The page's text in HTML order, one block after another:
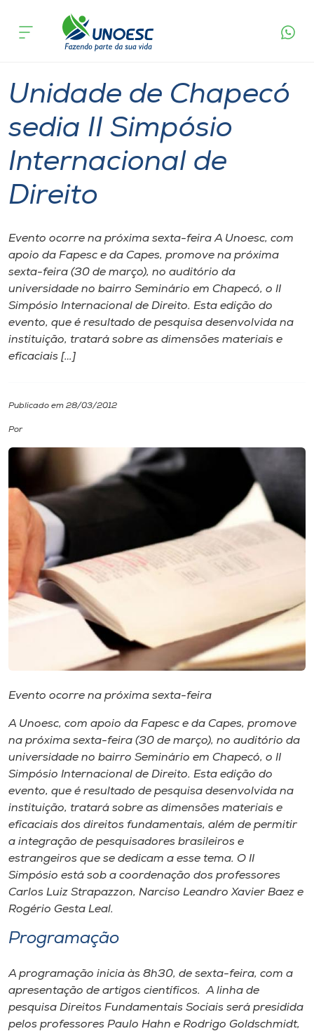
Cursos
Pesquisa
Atendimento ao Estudante
Portal de Ensino
A
Unoesc
Internacionalização
I.nova
Cultura
CPA
Biblioteca
Editora
Rádio
Store
Selecione
o idioma
acontece
Unidade de Chapecó
sedia II Simpósio
Internacional de
Direito
Evento ocorre na próxima sexta-feira A Unoesc, com
apoio da Fapesc e da Capes, promove na próxima
sexta-feira (30 de março), no auditório da
universidade no bairro Seminário em Chapecó, o II
Simpósio Internacional de Direito. Esta edição do
evento, que é resultado de pesquisa desenvolvida na
instituição, tratará sobre as dimensões materiais e
eficaciais […]
Publicado em 28/03/2012
Por
Evento ocorre na próxima sexta-feira
A Unoesc, com apoio da Fapesc e da Capes, promove
na próxima sexta-feira (30 de março), no auditório da
universidade no bairro Seminário em Chapecó, o II
Simpósio Internacional de Direito. Esta edição do
evento, que é resultado de pesquisa desenvolvida na
instituição, tratará sobre as dimensões materiais e
eficaciais dos direitos fundamentais, além de permitir
a integração de pesquisadores brasileiros e
estrangeiros que se dedicam a esse tema. O II
Simpósio está sob a coordenação dos professores
Carlos Luiz Strapazzon, Narciso Leandro Xavier Baez e
Rogério Gesta Leal.
Programação
A programação inicia às 8h30, de sexta-feira, com a
apresentação de artigos científicos. A linha de
pesquisa Direitos Fundamentais Sociais será presidida
pelos professores Paulo Hahn e Rodrigo Goldschmidt,